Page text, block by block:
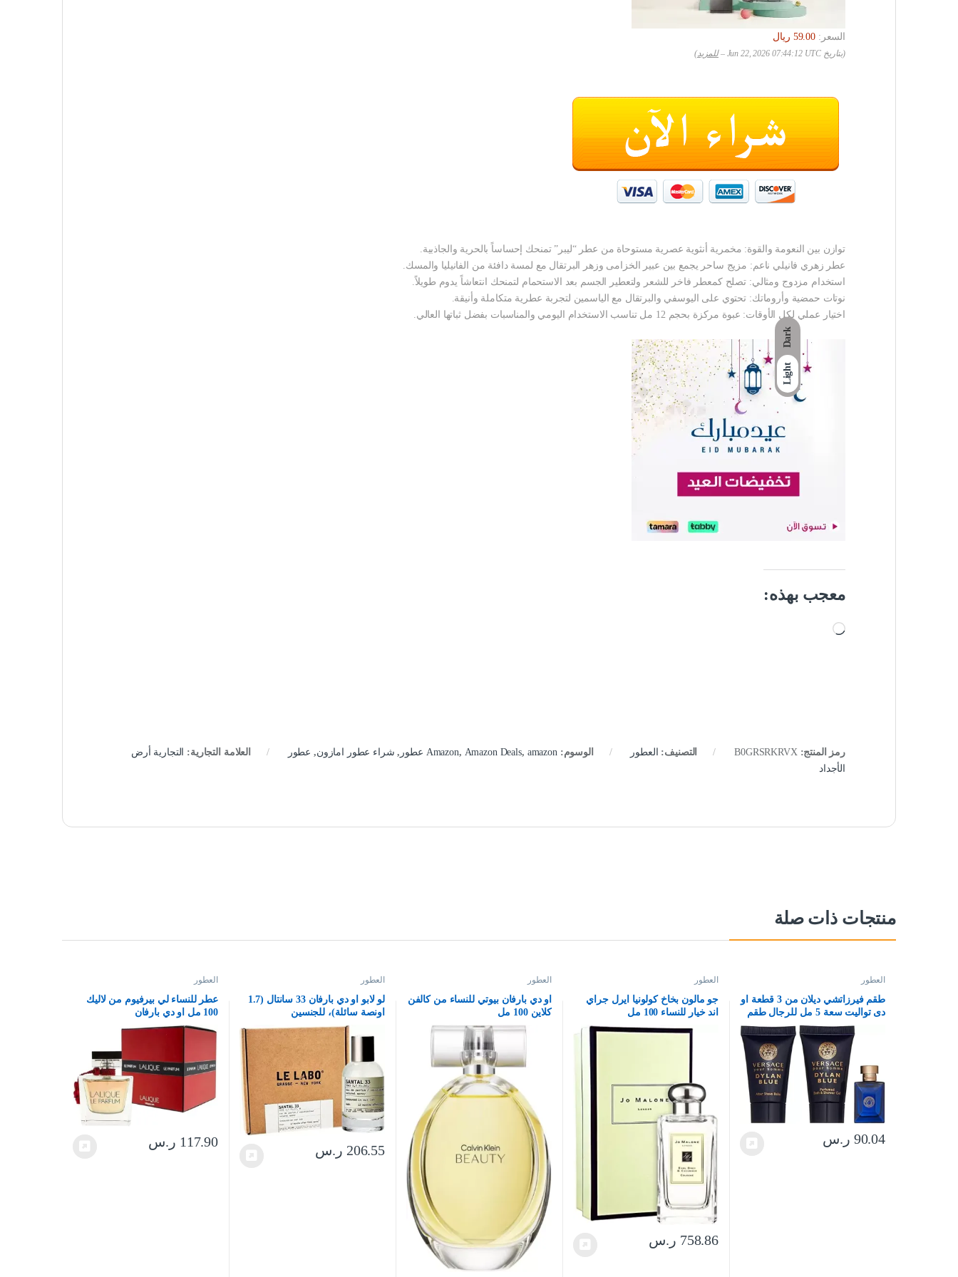
Dark
Light
السعر:
‏59.00 ريال
(بتاريخ Jun 22, 2026 07:44:12 UTC – للمزيد)
توازن بين النعومة والقوة: مخمرية أنثوية عصرية مستوحاة من عطر “ليبر” تمنحك إحساساً بالحرية والجاذبية.
عطر زهري فانيلي ناعم: مزيج ساحر يجمع بين عبير الخزامى وزهر البرتقال مع لمسة دافئة من الفانيليا والمسك.
استخدام مزدوج ومثالي: تصلح كمعطر فاخر للشعر ولتعطير الجسم بعد الاستحمام لتمنحك انتعاشاً يدوم طويلاً.
نوتات حمضية وأروماتك: تحتوي على اليوسفي والبرتقال مع الياسمين لتجربة عطرية متكاملة وأنيقة.
اختيار عملي لكل الأوقات: عبوة مركزة بحجم 12 مل تناسب الاستخدام اليومي والمناسبات بفضل ثباتها العالي.
معجب بهذه:
جاري التحميل…
رمز المنتج:B0GRSRKRVX التصنيف: العطور الوسوم: Amazon, Amazon Deals, amazon عطور , شراء عطور امازون, عطور العلامة التجارية: التجارية أرض
الأجداد
منتجات ذات صلة
العطور
طقم فيرزاتشي ديلان من 3 قطعة او
دى تواليت سعة 5 مل للرجال طقم
باحجام صغيرة للرجال
90.04 ر.س
العطور
جو مالون بخاخ كولونيا ايرل جراي
اند خيار للنساء 100 مل
758.86 ر.س
العطور
او دي بارفان بيوتي للنساء من كالفن
كلاين 100 مل
العطور
لو لابو او دي بارفان 33 سانتال (1.7
اونصة سائلة)، للجنسين
206.55 ر.س
العطور
عطر للنساء لي بيرفيوم من لاليك
100 مل او دي بارفان
117.90 ر.س